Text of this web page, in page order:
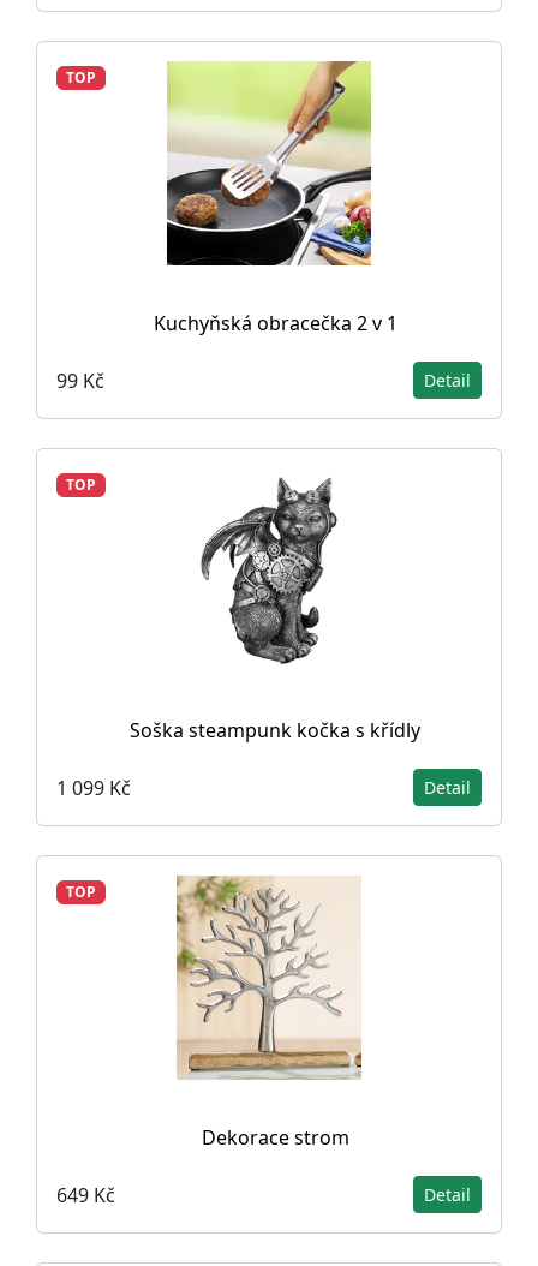
TOP
Kuchyňská obracečka 2 v 1
99 Kč Detail
TOP
Soška steampunk kočka s křídly
1 099 Kč Detail
TOP
Dekorace strom
649 Kč Detail